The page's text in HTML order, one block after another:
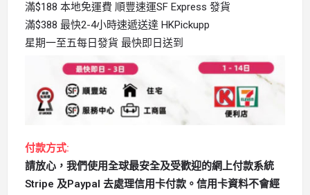
滿$188 本地免運費 順豐速運SF Express 發貨
滿$388 最快2-4小時速遞送達 HKPickupp
星期一至五每日發貨 最快即日送到
付款方式:
請放心，我們使用全球最安全及受歡迎的網上付款系統
Stripe 及Paypal 去處理信用卡付款。信用卡資料不會經